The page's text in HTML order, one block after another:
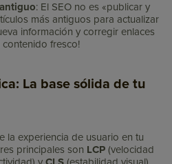
: El SEO no es «publicar y
más antiguos para actualizar
información y corregir enlaces
contenido fresco!
La base sólida de tu
la experiencia de usuario en tu
principales son LCP (velocidad